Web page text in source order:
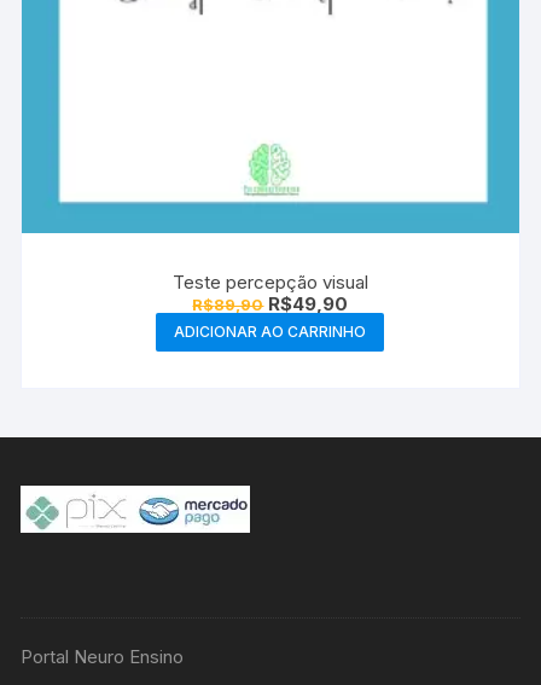
Teste percepção visual
R$89,90 O
preço
original
era:
R$49,90
preço
atual
é:
ADICIONAR AO CARRINHO
Portal Neuro Ensino